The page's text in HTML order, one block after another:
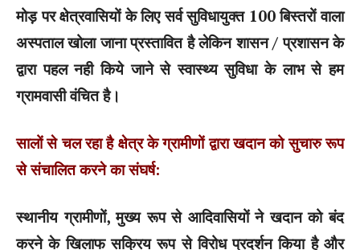
मोड़ पर क्षेत्रवासियों के लिए सर्व सुविधायुक्त 100 बिस्तरों वाला
अस्पताल खोला जाना प्रस्तावित है लेकिन शासन / प्रशासन के
द्वारा पहल नही किये जाने से स्वास्थ्य सुविधा के लाभ से हम
ग्रामवासी वंचित है।
सालों से चल रहा है क्षेत्र के ग्रामीणों द्वारा खदान को सुचारु रूप
से संचालित करने का संघर्ष:
स्थानीय ग्रामीणों, मुख्य रूप से आदिवासियों ने खदान को बंद
करने के खिलाफ सक्रिय रूप से विरोध प्रदर्शन किया है और